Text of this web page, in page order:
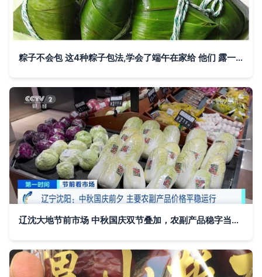
粽子不会包 这4种粽子包法,学会了端午在家给 他们 露一手
辽沈大地节前市场 中秋国庆双节叠加，农副产品稳字当头运行记